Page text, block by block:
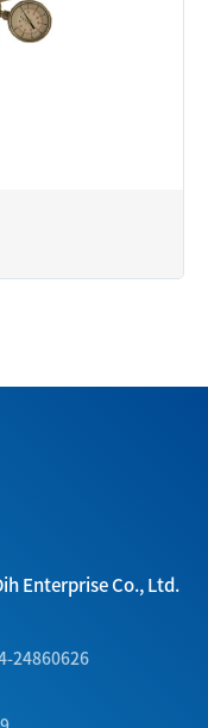
Enterprise Co., Ltd.
24860626